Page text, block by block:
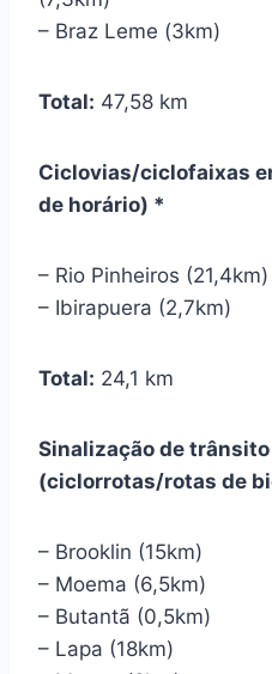
– Braz Leme (3km)
Total: 47,58 km
Ciclovias/ciclofaixas
de horário) *
– Rio Pinheiros (21,4km)
– Ibirapuera (2,7km)
Total: 24,1 km
Sinalização de
(ciclorrotas/rotas de
– Brooklin (15km)
– Moema (6,5km)
– Butantã (0,5km)
– Lapa (18km)